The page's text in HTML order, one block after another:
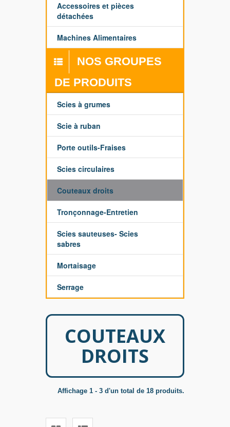
Accessoires et pièces
détachées
Machines Alimentaires
NOS GROUPES
DE PRODUITS
Scies à grumes
Scie à ruban
Porte outils-Fraises
Scies circulaires
Couteaux droits
Tronçonnage-Entretien
Scies sauteuses- Scies
sabres
Mortaisage
Serrage
COUTEAUX
DROITS
Affichage 1 - 3 d'un total de 18 produits.